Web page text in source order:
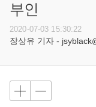
부인
2020-07-03 15:30:22
장상유 기자 -